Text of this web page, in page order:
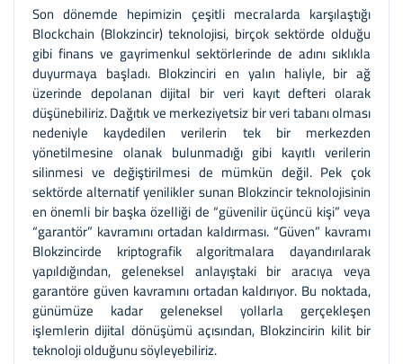
Son dönemde hepimizin çeşitli mecralarda karşılaştığı
Blockchain (Blokzincir) teknolojisi, birçok sektörde olduğu
gibi finans ve gayrimenkul sektörlerinde de adını sıklıkla
duyurmaya başladı. Blokzinciri en yalın haliyle, bir ağ
üzerinde depolanan dijital bir veri kayıt defteri olarak
düşünebiliriz. Dağıtık ve merkeziyetsiz bir veri tabanı olması
nedeniyle kaydedilen verilerin tek bir merkezden
yönetilmesine olanak bulunmadığı gibi kayıtlı verilerin
silinmesi ve değiştirilmesi de mümkün değil. Pek çok
sektörde alternatif yenilikler sunan Blokzincir teknolojisinin
en önemli bir başka özelliği de “güvenilir üçüncü kişi” veya
“garantör” kavramını ortadan kaldırması. “Güven” kavramı
Blokzincirde kriptografik algoritmalara dayandırılarak
yapıldığından, geleneksel anlayıştaki bir aracıya veya
garantöre güven kavramını ortadan kaldırıyor. Bu noktada,
günümüze kadar geleneksel yollarla gerçekleşen
işlemlerin dijital dönüşümü açısından, Blokzincirin kilit bir
teknoloji olduğunu söyleyebiliriz.